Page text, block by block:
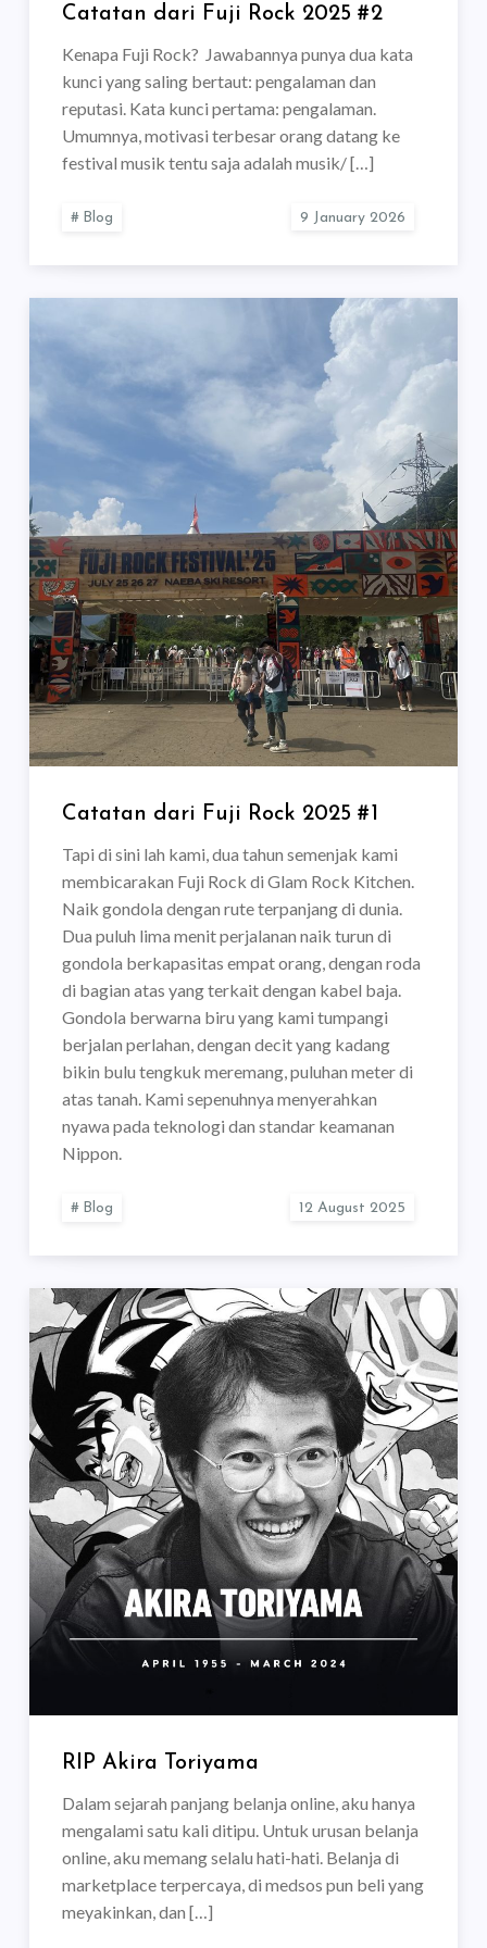
Catatan dari Fuji Rock 2025 #2
Kenapa Fuji Rock? Jawabannya punya dua kata
kunci yang saling bertaut: pengalaman dan
reputasi. Kata kunci pertama: pengalaman.
Umumnya, motivasi terbesar orang datang ke
festival musik tentu saja adalah musik/ […]
Blog
Catatan dari Fuji Rock 2025 #1
Tapi di sini lah kami, dua tahun semenjak kami
membicarakan Fuji Rock di Glam Rock Kitchen.
Naik gondola dengan rute terpanjang di dunia.
Dua puluh lima menit perjalanan naik turun di
gondola berkapasitas empat orang, dengan roda
di bagian atas yang terkait dengan kabel baja.
Gondola berwarna biru yang kami tumpangi
berjalan perlahan, dengan decit yang kadang
bikin bulu tengkuk meremang, puluhan meter di
atas tanah. Kami sepenuhnya menyerahkan
nyawa pada teknologi dan standar keamanan
Nippon.
Blog
RIP Akira Toriyama
Dalam sejarah panjang belanja online, aku hanya
mengalami satu kali ditipu. Untuk urusan belanja
online, aku memang selalu hati-hati. Belanja di
marketplace terpercaya, di medsos pun beli yang
meyakinkan, dan […]